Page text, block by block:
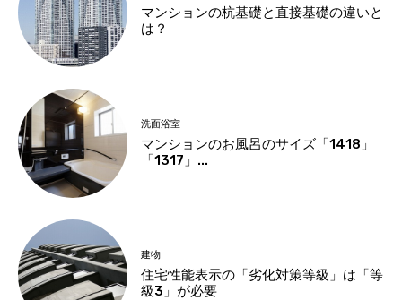
マンションの杭基礎と直接基礎の違いと
は？
洗面浴室
マンションのお風呂のサイズ「1418」
「1317」...
建物
住宅性能表示の「劣化対策等級」は「等
級3」が必要